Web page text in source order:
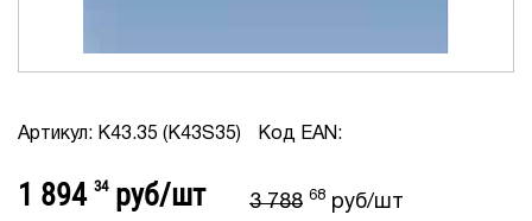
Артикул: K43.35 (K43S35) Код EAN:
1 894 34 руб/шт 3 788 68 руб/шт